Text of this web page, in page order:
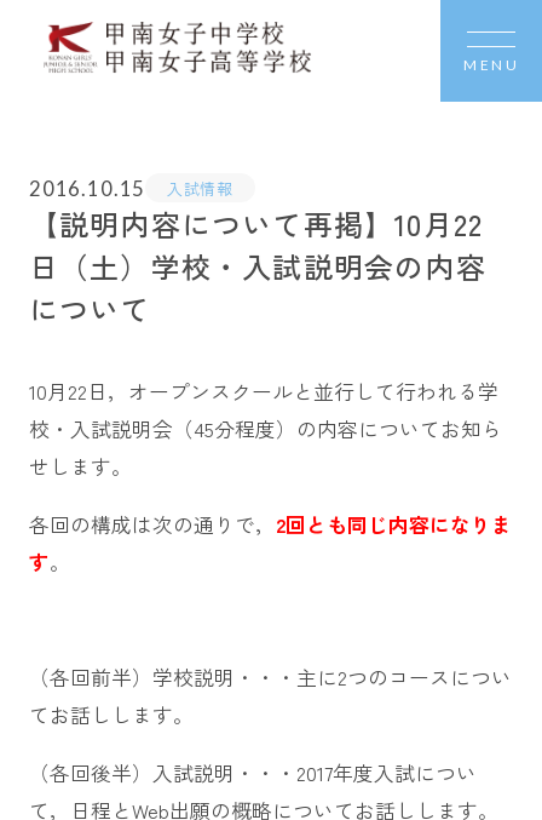
MENU
2016.10.15 入試情報
【説明内容について再掲】10月22
日（土）学校・入試説明会の内容
について
10月22日，オープンスクールと並行して行われる学
校・入試説明会（45分程度）の内容についてお知ら
せします。
各回の構成は次の通りで， 2回とも同じ内容になりま
す。
（各回前半）学校説明・・・主に2つのコースについ
てお話しします。
（各回後半）入試説明・・・2017年度入試につい
て，日程とWeb出願の概略についてお話しします。